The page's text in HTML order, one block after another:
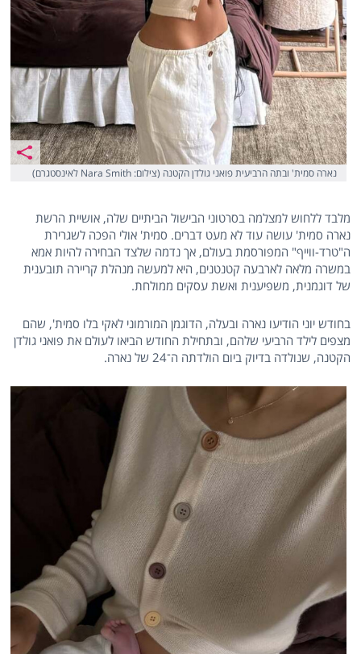
נארה סמית' ובתה הרביעית פואני גולדן הקטנה (צילום: Nara Smith לאינסטגרם)
מלבד ללחוש למצלמה בסרטוני הבישול הביתיים שלה, אושיית הרשת
נארה סמית' עושה עוד לא מעט דברים. סמית' אולי הפכה לשגרירת
ה"טרד-ווייף" המפורסמת בעולם, אך נדמה שלצד הבחירה להיות אמא
במשרה מלאה לארבעה קטנטנים, היא למעשה מנהלת קריירה תובענית
של דוגמנית, משפיענית ואשת עסקים ממולחת.
בחודש יוני הודיעו נארה ובעלה, הדוגמן המורמוני לאקי בלו סמית', שהם
מצפים לילד הרביעי שלהם, ובתחילת החודש הביאו לעולם את פואני גולדן
הקטנה, שנולדה בדיוק ביום הולדתה ה־24 של נארה.